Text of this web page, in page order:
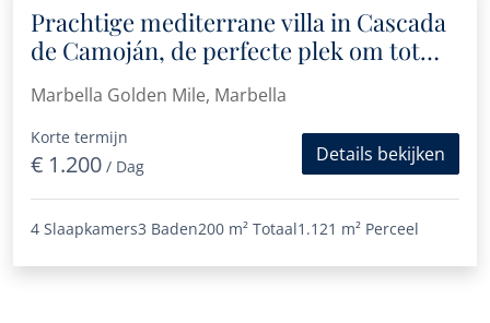
Prachtige mediterrane villa in Cascada
de Camoján, de perfecte plek om tot
rust te komen
Marbella Golden Mile, Marbella
Korte termijn
€ 1.200 / Dag
Details bekijken
4 Slaapkamers3 Baden200 m² Totaal1.121 m² Perceel